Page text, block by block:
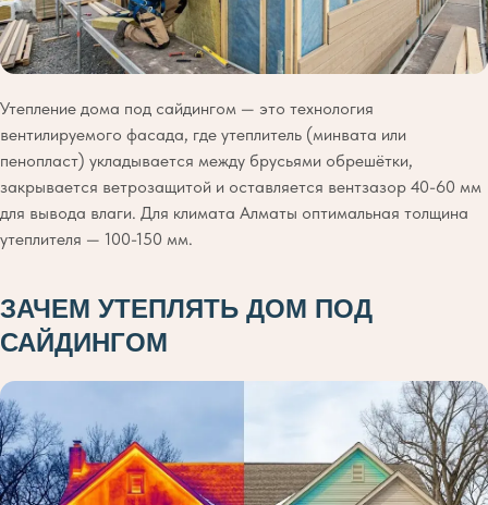
Утепление дома под сайдингом — это технология
вентилируемого фасада, где утеплитель (минвата или
пенопласт) укладывается между брусьями обрешётки,
закрывается ветрозащитой и оставляется вентзазор 40-60 мм
для вывода влаги. Для климата Алматы оптимальная толщина
утеплителя — 100-150 мм.
ЗАЧЕМ УТЕПЛЯТЬ ДОМ ПОД
САЙДИНГОМ